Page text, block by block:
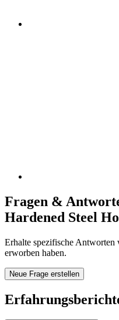
Fragen &
Hardened Steel
Erhalte spezifische
erworben haben.
Neue Frage erstellen